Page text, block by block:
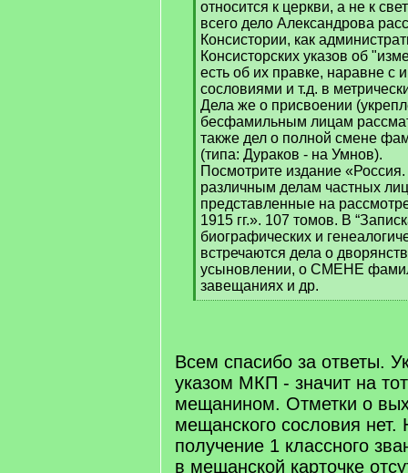
относится к церкви, а не к
всего дело Александрова
Консистории, как
Консисторских указов об
есть об их правке, наравне с
сословиями и т.д. в
Дела же о присвоении
бесфамильным лицам
также дел о полной смене
(типа: Дураков - на Умнов).
Посмотрите издание
различным делам частных
представленные на
1915 гг.». 107 томов. В
биографических и
встречаются дела о
усыновлении, о СМЕНЕ
завещаниях и др.
[
Всем спасибо за ответы.
указом МКП - значит на
мещанином. Отметки о
мещанского сословия нет.
получение 1 классного
в мещанской карточке